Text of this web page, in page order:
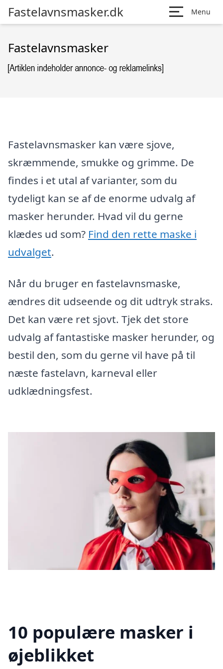
Fastelavnsmasker.dk Menu
Fastelavnsmasker
Fastelavnsmasker kan være sjove,
skræmmende, smukke og grimme. De
findes i et utal af varianter, som du
tydeligt kan se af de enorme udvalg af
masker herunder. Hvad vil du gerne
klædes ud som? Find den rette maske i
udvalget.
Når du bruger en fastelavnsmaske,
ændres dit udseende og dit udtryk straks.
Det kan være ret sjovt. Tjek det store
udvalg af fantastiske masker herunder, og
bestil den, som du gerne vil have på til
næste fastelavn, karneval eller
udklædningsfest.
10 populære masker i
øjeblikket